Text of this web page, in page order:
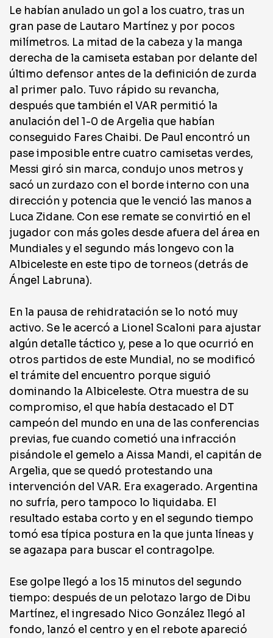
Le habían anulado un gol a los cuatro, tras un
gran pase de Lautaro Martínez y por pocos
milímetros. La mitad de la cabeza y la manga
derecha de la camiseta estaban por delante del
último defensor antes de la definición de zurda
al primer palo. Tuvo rápido su revancha,
después que también el VAR permitió la
anulación del 1-0 de Argelia que habían
conseguido Fares Chaibi. De Paul encontró un
pase imposible entre cuatro camisetas verdes,
Messi giró sin marca, condujo unos metros y
sacó un zurdazo con el borde interno con una
dirección y potencia que le venció las manos a
Luca Zidane. Con ese remate se convirtió en el
jugador con más goles desde afuera del área en
Mundiales y el segundo más longevo con la
Albiceleste en este tipo de torneos (detrás de
Ángel Labruna).
En la pausa de rehidratación se lo notó muy
activo. Se le acercó a Lionel Scaloni para ajustar
algún detalle táctico y, pese a lo que ocurrió en
otros partidos de este Mundial, no se modificó
el trámite del encuentro porque siguió
dominando la Albiceleste. Otra muestra de su
compromiso, el que había destacado el DT
campeón del mundo en una de las conferencias
previas, fue cuando cometió una infracción
pisándole el gemelo a Aissa Mandi, el capitán de
Argelia, que se quedó protestando una
intervención del VAR. Era exagerado. Argentina
no sufría, pero tampoco lo liquidaba. El
resultado estaba corto y en el segundo tiempo
tomó esa típica postura en la que junta líneas y
se agazapa para buscar el contragolpe.
Ese golpe llegó a los 15 minutos del segundo
tiempo: después de un pelotazo largo de Dibu
Martínez, el ingresado Nico González llegó al
fondo, lanzó el centro y en el rebote apareció